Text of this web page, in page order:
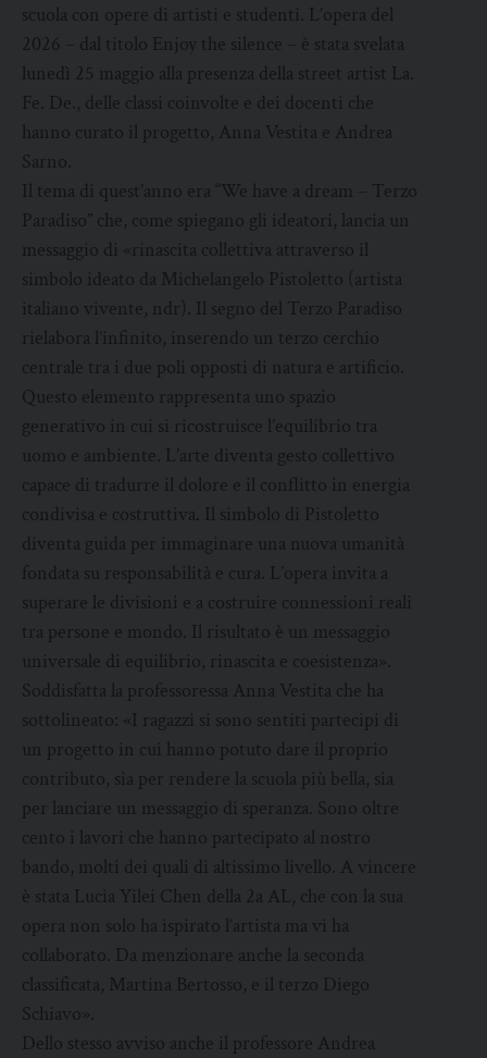
scuola con opere di artisti e studenti. L’opera del
2026 – dal titolo Enjoy the silence – è stata svelata
lunedì 25 maggio alla presenza della street artist La.
Fe. De., delle classi coinvolte e dei docenti che
hanno curato il progetto, Anna Vestita e Andrea
Sarno.
Il tema di quest’anno era “We have a dream – Terzo
Paradiso” che, come spiegano gli ideatori, lancia un
messaggio di «rinascita collettiva attraverso il
simbolo ideato da Michelangelo Pistoletto (artista
italiano vivente, ndr). Il segno del Terzo Paradiso
rielabora l’infinito, inserendo un terzo cerchio
centrale tra i due poli opposti di natura e artificio.
Questo elemento rappresenta uno spazio
generativo in cui si ricostruisce l’equilibrio tra
uomo e ambiente. L’arte diventa gesto collettivo
capace di tradurre il dolore e il conflitto in energia
condivisa e costruttiva. Il simbolo di Pistoletto
diventa guida per immaginare una nuova umanità
fondata su responsabilità e cura. L’opera invita a
superare le divisioni e a costruire connessioni reali
tra persone e mondo. Il risultato è un messaggio
universale di equilibrio, rinascita e coesistenza».
Soddisfatta la professoressa Anna Vestita che ha
sottolineato: «I ragazzi si sono sentiti partecipi di
un progetto in cui hanno potuto dare il proprio
contributo, sia per rendere la scuola più bella, sia
per lanciare un messaggio di speranza. Sono oltre
cento i lavori che hanno partecipato al nostro
bando, molti dei quali di altissimo livello. A vincere
è stata Lucia Yilei Chen della 2a AL, che con la sua
opera non solo ha ispirato l’artista ma vi ha
collaborato. Da menzionare anche la seconda
classificata, Martina Bertosso, e il terzo Diego
Schiavo».
Dello stesso avviso anche il professore Andrea